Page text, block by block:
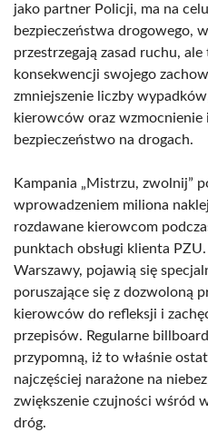
jako partner Policji, ma na
bezpieczeństwa drogowego,
przestrzegają zasad ruchu,
konsekwencji swojego
zmniejszenie liczby
kierowców oraz wzmocnienie
bezpieczeństwo na drogach.
Kampania „Mistrzu, zwolnij”
wprowadzeniem miliona
rozdawane kierowcom
punktach obsługi klienta
Warszawy, pojawią się
poruszające się z dozwoloną
kierowców do refleksji i
przepisów. Regularne
przypomną, iż to właśnie
najczęściej narażone na
zwiększenie czujności wśród
dróg.